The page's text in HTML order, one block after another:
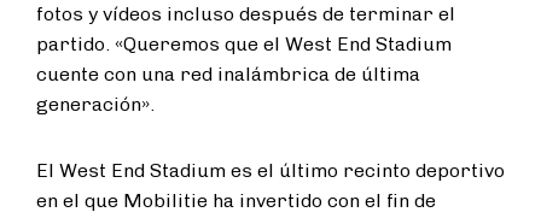
fotos y vídeos incluso después de terminar el
partido. «Queremos que el West End Stadium
cuente con una red inalámbrica de última
generación».
El West End Stadium es el último recinto deportivo
en el que Mobilitie ha invertido con el fin de